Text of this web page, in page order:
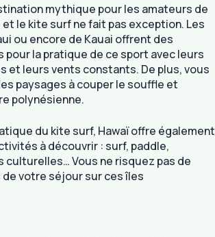
mythique pour les amateurs de
le kite surf ne fait pas exception. Les
ou encore de Kauai offrent des
pour la pratique de ce sport avec leurs
et leurs vents constants. De plus, vous
paysages à couper le souffle et
polynésienne.
du kite surf, Hawaï offre également
à découvrir : surf, paddle,
culturelles… Vous ne risquez pas de
votre séjour sur ces îles